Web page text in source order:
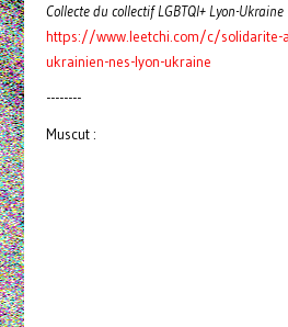
Collecte du collectif LGBTQI+ Lyon-Ukraine
https://www.leetchi.com/c/solidarite-
ukrainien-nes-lyon-ukraine
--------
Muscut :